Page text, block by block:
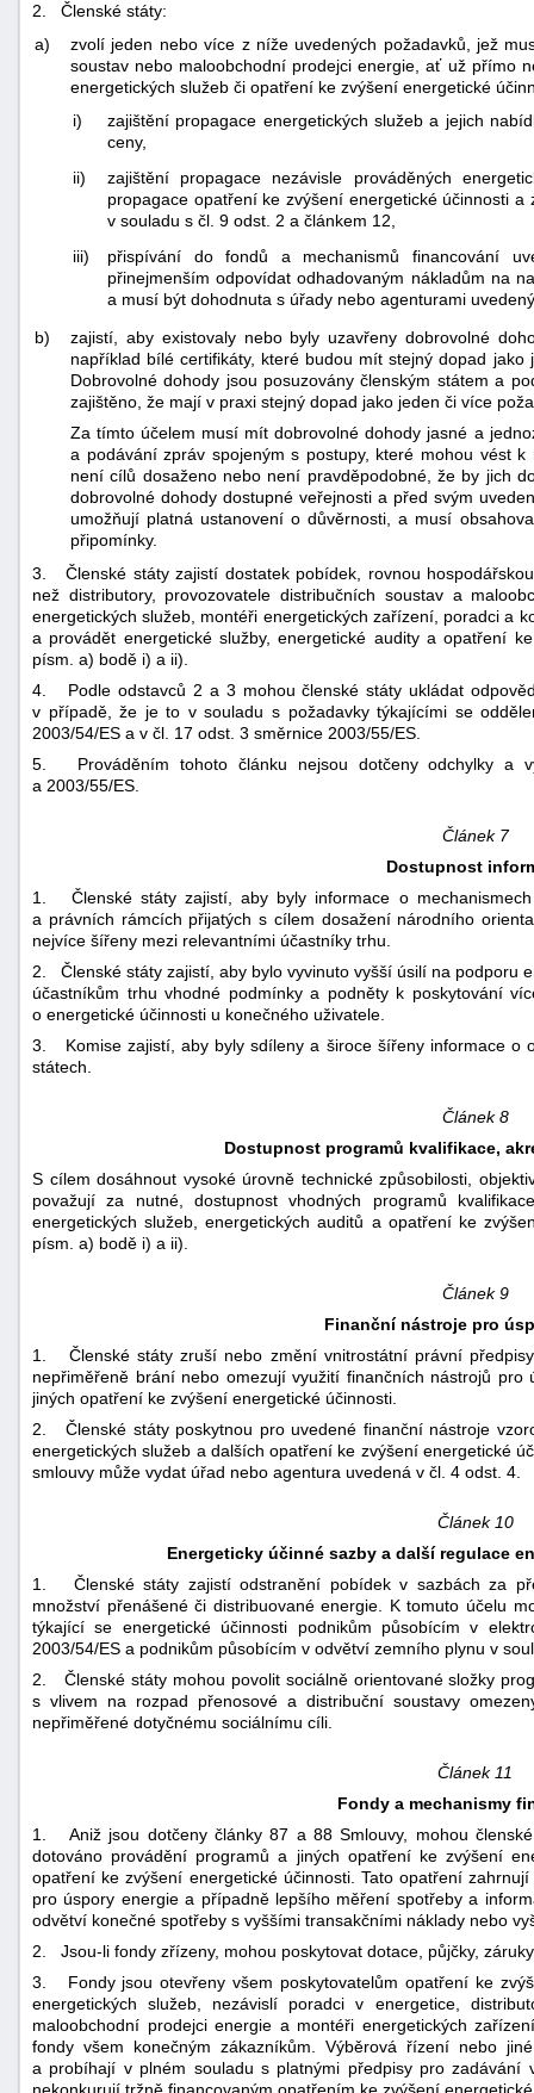
2. Členské státy:
a)
zvolí jeden nebo více z níže uvedených požadavků, jež
soustav nebo maloobchodní prodejci energie, ať už přímo
energetických služeb či opatření ke zvýšení energetické
i)
zajištění propagace energetických služeb a jejich
ceny,
ii)
zajištění propagace nezávisle prováděných
propagace opatření ke zvýšení energetické účinnosti
v souladu s čl. 9 odst. 2 a článkem 12,
iii)
přispívání do fondů a mechanismů financování
přinejmenším odpovídat odhadovaným nákladům na
a musí být dohodnuta s úřady nebo agenturami
b)
zajistí, aby existovaly nebo byly uzavřeny dobrovolné
například bílé certifikáty, které budou mít stejný dopad
Dobrovolné dohody jsou posuzovány členským státem a
zajištěno, že mají v praxi stejný dopad jako jeden či více
Za tímto účelem musí mít dobrovolné dohody jasné a
a podávání zpráv spojeným s postupy, které mohou vést
není cílů dosaženo nebo není pravděpodobné, že by jich
dobrovolné dohody dostupné veřejnosti a před svým
umožňují platná ustanovení o důvěrnosti, a musí
připomínky.
3. Členské státy zajistí dostatek pobídek, rovnou
než distributory, provozovatele distribučních soustav a
energetických služeb, montéři energetických zařízení, poradci a
a provádět energetické služby, energetické audity a opatření
písm. a) bodě i) a ii).
4. Podle odstavců 2 a 3 mohou členské státy ukládat
v případě, že je to v souladu s požadavky týkajícími se
2003/54/ES a v čl. 17 odst. 3 směrnice 2003/55/ES.
5. Prováděním tohoto článku nejsou dotčeny odchylky a
a 2003/55/ES.
Článek 7
Dostupnost
1. Členské státy zajistí, aby byly informace o
a právních rámcích přijatých s cílem dosažení národního
nejvíce šířeny mezi relevantními účastníky trhu.
2. Členské státy zajistí, aby bylo vyvinuto vyšší úsilí na podporu
účastníkům trhu vhodné podmínky a podněty k poskytování
o energetické účinnosti u konečného uživatele.
3. Komise zajistí, aby byly sdíleny a široce šířeny informace o
státech.
Článek 8
Dostupnost programů kvalifikace,
S cílem dosáhnout vysoké úrovně technické způsobilosti,
považují za nutné, dostupnost vhodných programů
energetických služeb, energetických auditů a opatření ke
písm. a) bodě i) a ii).
Článek 9
Finanční nástroje pro
1. Členské státy zruší nebo změní vnitrostátní právní
nepřiměřeně brání nebo omezují využití finančních nástrojů
jiných opatření ke zvýšení energetické účinnosti.
2. Členské státy poskytnou pro uvedené finanční nástroje
energetických služeb a dalších opatření ke zvýšení energetické
smlouvy může vydat úřad nebo agentura uvedená v čl. 4 odst. 4.
Článek 10
Energeticky účinné sazby a další regulace
1. Členské státy zajistí odstranění pobídek v sazbách za
množství přenášené či distribuované energie. K tomuto účelu
týkající se energetické účinnosti podnikům působícím v
2003/54/ES a podnikům působícím v odvětví zemního plynu v
2. Členské státy mohou povolit sociálně orientované složky
s vlivem na rozpad přenosové a distribuční soustavy
nepřiměřené dotyčnému sociálnímu cíli.
Článek 11
Fondy a mechanismy
1. Aniž jsou dotčeny články 87 a 88 Smlouvy, mohou
dotováno provádění programů a jiných opatření ke zvýšení
opatření ke zvýšení energetické účinnosti. Tato opatření
pro úspory energie a případně lepšího měření spotřeby a
odvětví konečné spotřeby s vyššími transakčními náklady nebo
2. Jsou-li fondy zřízeny, mohou poskytovat dotace, půjčky,
3. Fondy jsou otevřeny všem poskytovatelům opatření ke
energetických služeb, nezávislí poradci v energetice,
maloobchodní prodejci energie a montéři energetických
fondy všem konečným zákazníkům. Výběrová řízení nebo
a probíhají v plném souladu s platnými předpisy pro zadávání